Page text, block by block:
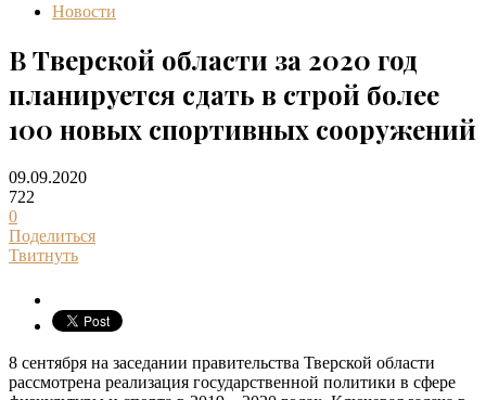
Новости
В Тверской области за 2020 год
планируется сдать в строй более
100 новых спортивных сооружений
09.09.2020
722
0
Поделиться
Твитнуть
8 сентября на заседании правительства Тверской области
рассмотрена реализация государственной политики в сфере